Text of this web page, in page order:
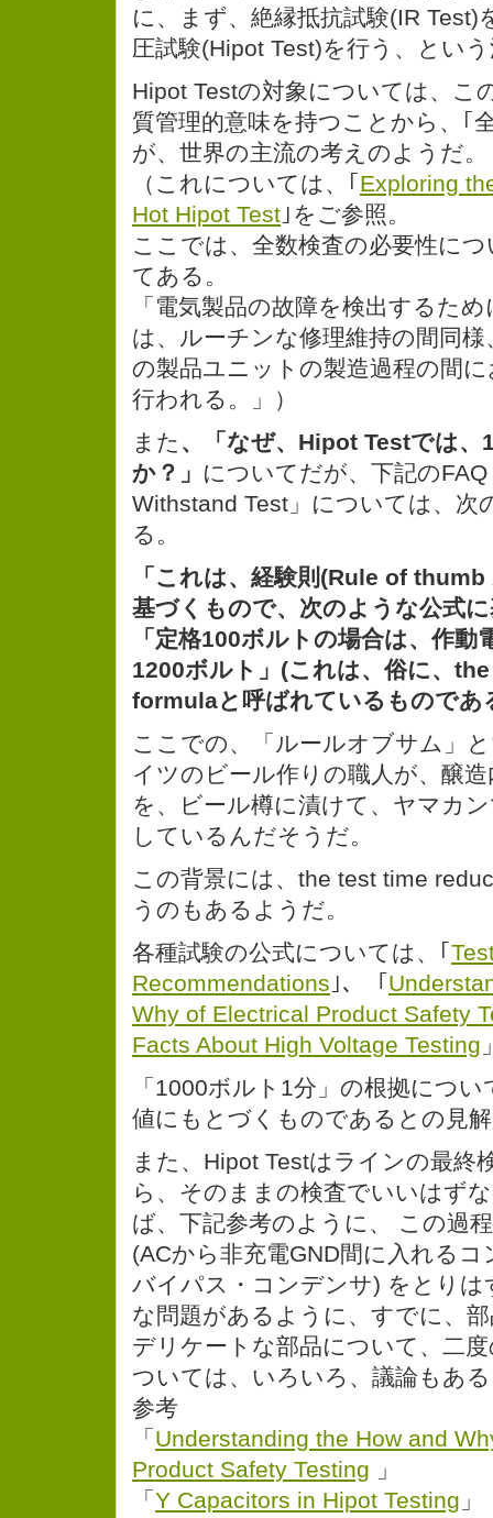
に、まず、絶縁抵抗試験(IR Test)
圧試験(Hipot Test)を行う、とい
Hipot Testの対象については、こ
質管理的意味を持つことから、｢
が、世界の主流の考えのようだ。
（これについては、｢ Exploring
Hot Hipot Test ｣をご参照。
ここでは、全数検査の必要性に
てある。
「電気製品の故障を検出するた
は、ルーチンな修理維持の間同
の製品ユニットの製造過程の間
行われる。」）
また 、「なぜ、Hipot Testでは、
か？」 についてだが、下記の
Withstand Test」については、次
る。
「これは、経験則(Rule of
基づくもので、次のような公式
「定格100ボルトの場合は、作動
1200ボルト」(これは、俗に、
formulaと呼ばれているものであ
ここでの、「ルールオブサム」
イツのビール作りの職人が、醸
を、ビール樽に漬けて、ヤマカ
しているんだそうだ。
この背景には、the test time
うのもあるようだ。
各種試験の公式については、｢
Recommendations ｣、「
Why of Electrical Product Safety
Facts About High Voltage Testing
「1000ボルト1分」の根拠につ
値にもとづくものであるとの見
また、Hipot Testはラインの最終
ら、そのままの検査でいいはず
ば、下記参考のように、 この過
(ACから非充電GND間に入れる
バイパス・コンデンサ) をとり
な問題があるように、すでに、
デリケートな部品について、二
ついては、いろいろ、議論もあ
参考
「 Understanding the How and
Product Safety Testing 」
「 Y Capacitors in Hipot Testing 」